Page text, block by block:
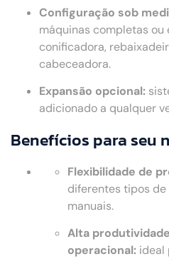
Configuração sob
máquinas completas
conificadora,
cabeceadora.
Expansão opcional:
adicionado a qualquer
Benefícios para seu
Flexibilidade de
diferentes tipos
manuais.
Alta
operacional: ideal